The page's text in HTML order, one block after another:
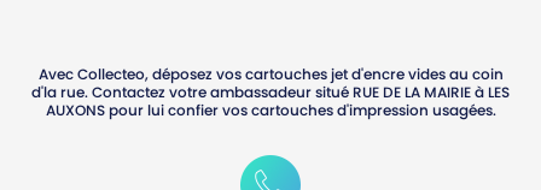
Avec Collecteo, déposez vos cartouches jet d'encre vides au coin
d'la rue. Contactez votre ambassadeur situéRUE DE LA MAIRIEàLES
AUXONSpour lui confier vos cartouches d'impression usagées.